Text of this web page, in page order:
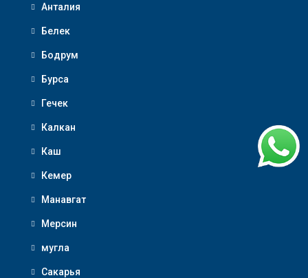
Анталия
Белек
Бодрум
Бурса
Гечек
Калкан
Каш
Кемер
Манавгат
Мерсин
мугла
Сакарья